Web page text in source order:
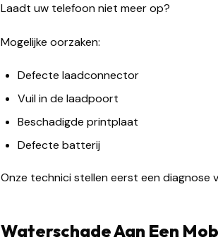
Laadt uw telefoon niet meer op?
Mogelijke oorzaken:
Defecte laadconnector
Vuil in de laadpoort
Beschadigde printplaat
Defecte batterij
Onze technici stellen eerst een
Waterschade Aan Een